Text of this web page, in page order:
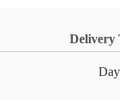
Delivery